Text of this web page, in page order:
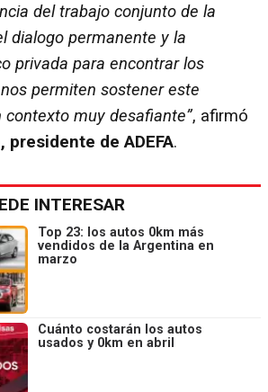
del trabajo conjunto de la
dialogo permanente y la
privada para encontrar los
permiten sostener este
muy desafiante”, afirmó
presidente de ADEFA.
INTERESAR
Top 23: los autos 0km más
vendidos de la Argentina en
marzo
Cuánto costarán los autos
usados y 0km en abril